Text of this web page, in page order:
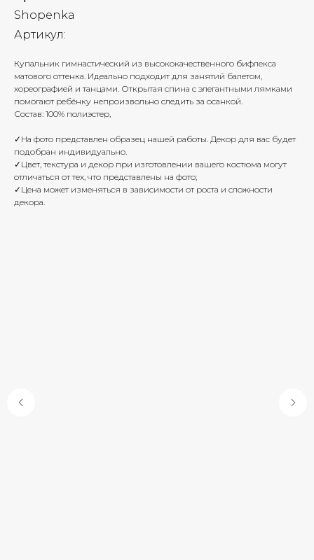
Shopenka
Артикул:
Купальник гимнастический из высококачественного бифлекса
матового оттенка. Идеально подходит для занятий балетом,
хореографией и танцами. Открытая спина с элегантными лямками
помогают ребёнку непроизвольно следить за осанкой.
Состав: 100% полиэстер,
✓На фото представлен образец нашей работы. Декор для вас будет
подобран индивидуально.
✓Цвет, текстура и декор при изготовлении вашего костюма могут
отличаться от тех, что представлены на фото;
✓Цена может изменяться в зависимости от роста и сложности
декора.